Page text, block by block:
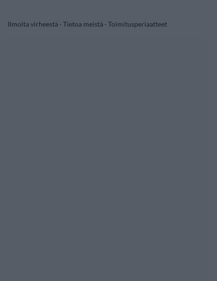
Ilmoita virheestä · Tietoa meistä · Toimitusperiaatteet